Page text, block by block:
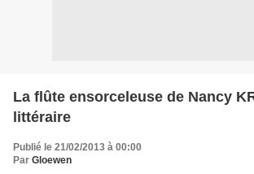
La flûte ensorceleuse de Nancy
littéraire
Publié le 21/02/2013 à 00:00
Par Gloewen